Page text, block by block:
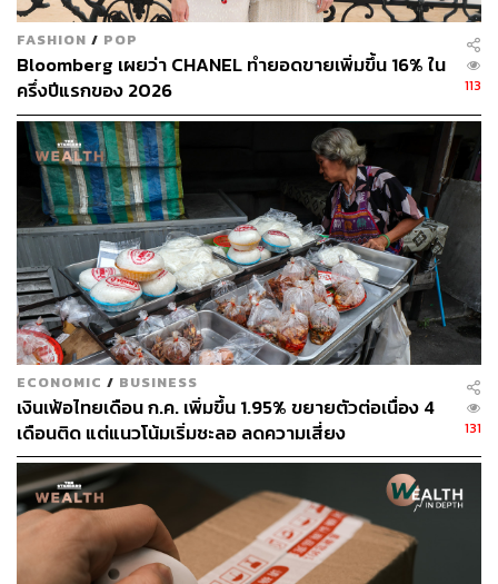
ABOUT THE AUTHOR
THE STANDARD TEAM
กองบรรณาธิการ THE STANDARD
FASHION / POP
Bloomberg เผยว่า CHANEL ทำยอดขายเพิ่มขึ้น 16% ใน
ครึ่งปีแรกของ 2026
113
ECONOMIC / BUSINESS
เงินเฟ้อไทยเดือน ก.ค. เพิ่มขึ้น 1.95% ขยายตัวต่อเนื่อง 4
เดือนติด แต่แนวโน้มเริ่มชะลอ ลดความเสี่ยง
Stagflation
131